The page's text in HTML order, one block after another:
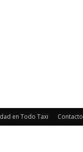
en Todo Taxi Contacto